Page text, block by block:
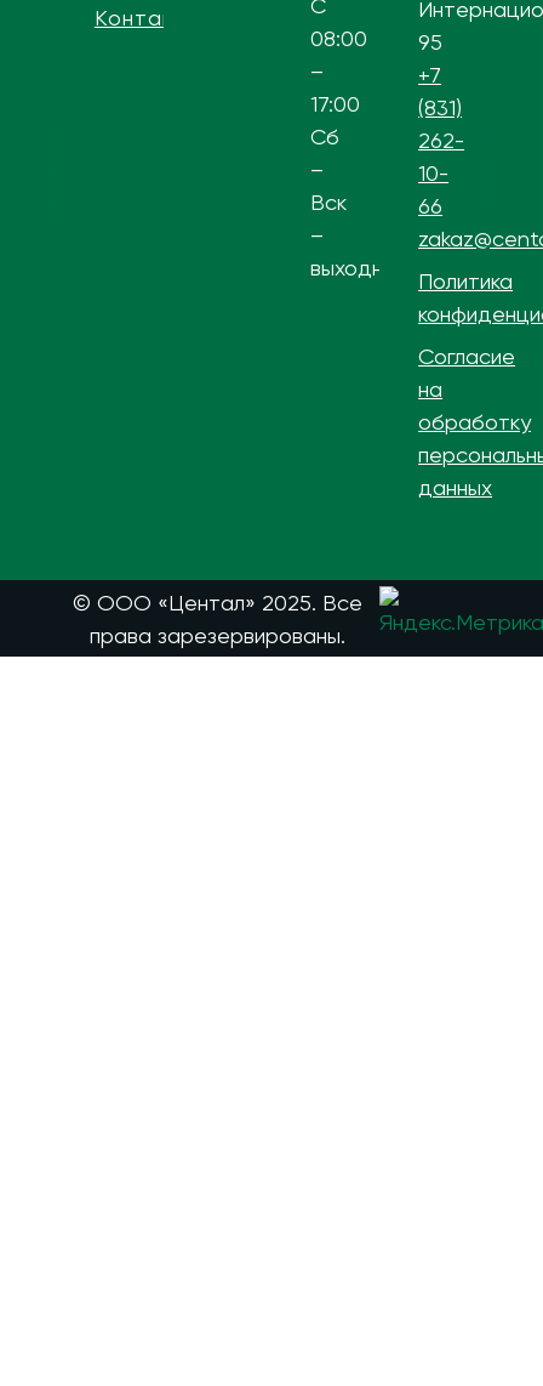
Контакты
С
08:00
–
17:00
Сб
–
Вск
–
выходной
95
+7
(831)
262-
10-
66
Политика
Согласие
на
обработку
данных
© ООО «Центал» 2025. Все
права зарезервированы.